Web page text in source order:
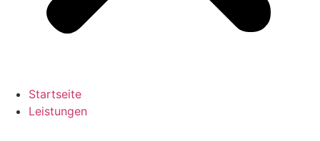
Startseite
Leistungen